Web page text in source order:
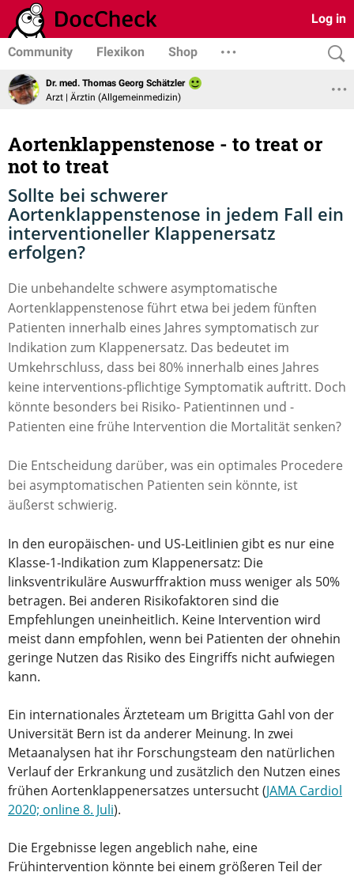
Log in
Community Flexikon Shop
Dr. med. Thomas Georg Schätzler
Arzt | Ärztin (Allgemeinmedizin)
Aortenklappenstenose - to treat or
not to treat
Sollte bei schwerer
Aortenklappenstenose in jedem Fall ein
interventioneller Klappenersatz
erfolgen?
Die unbehandelte schwere asymptomatische
Aortenklappenstenose führt etwa bei jedem fünften
Patienten innerhalb eines Jahres symptomatisch zur
Indikation zum Klappenersatz. Das bedeutet im
Umkehrschluss, dass bei 80% innerhalb eines Jahres
keine interventions-pflichtige Symptomatik auftritt. Doch
könnte besonders bei Risiko- Patientinnen und -
Patienten eine frühe Intervention die Mortalität senken?
Die Entscheidung darüber, was ein optimales Procedere
bei asymptomatischen Patienten sein könnte, ist
äußerst schwierig.
In den europäischen- und US-Leitlinien gibt es nur eine
Klasse-1-Indikation zum Klappenersatz: Die
linksventrikuläre Auswurffraktion muss weniger als 50%
betragen. Bei anderen Risikofaktoren sind die
Empfehlungen uneinheitlich. Keine Intervention wird
meist dann empfohlen, wenn bei Patienten der ohnehin
geringe Nutzen das Risiko des Eingriffs nicht aufwiegen
kann.
Ein internationales Ärzteteam um Brigitta Gahl von der
Universität Bern ist da anderer Meinung. In zwei
Metaanalysen hat ihr Forschungsteam den natürlichen
Verlauf der Erkrankung und zusätzlich den Nutzen eines
frühen Aortenklappenersatzes untersucht (JAMA Cardiol
2020; online 8. Juli).
Die Ergebnisse legen angeblich nahe, eine
Frühintervention könnte bei einem größeren Teil der